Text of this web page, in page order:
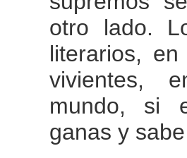
otro lado.
literarios,
vivientes,
mundo, si
ganas y